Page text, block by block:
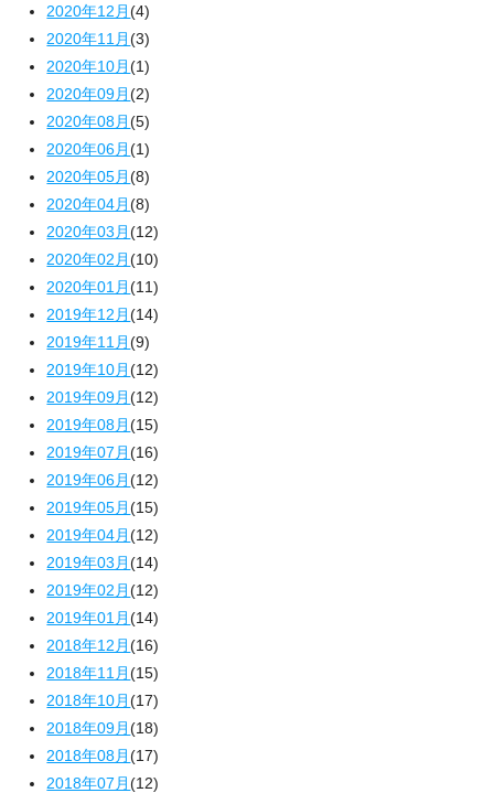
2020年12月(4)
2020年11月(3)
2020年10月(1)
2020年09月(2)
2020年08月(5)
2020年06月(1)
2020年05月(8)
2020年04月(8)
2020年03月(12)
2020年02月(10)
2020年01月(11)
2019年12月(14)
2019年11月(9)
2019年10月(12)
2019年09月(12)
2019年08月(15)
2019年07月(16)
2019年06月(12)
2019年05月(15)
2019年04月(12)
2019年03月(14)
2019年02月(12)
2019年01月(14)
2018年12月(16)
2018年11月(15)
2018年10月(17)
2018年09月(18)
2018年08月(17)
2018年07月(12)